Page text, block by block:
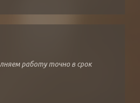
работу точно в срок